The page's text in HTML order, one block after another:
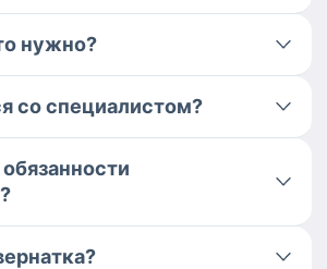
нужно?
со специалистом?